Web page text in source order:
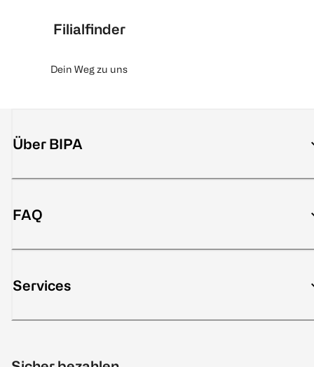
Filialfinder
Dein Weg zu uns
Über BIPA
FAQ
Services